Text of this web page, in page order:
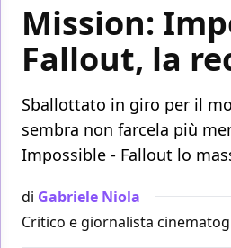
Mission:
Fallout, la
Sballottato in giro per il
sembra non farcela più
Impossible - Fallout lo
di Gabriele Niola
Critico e giornalista